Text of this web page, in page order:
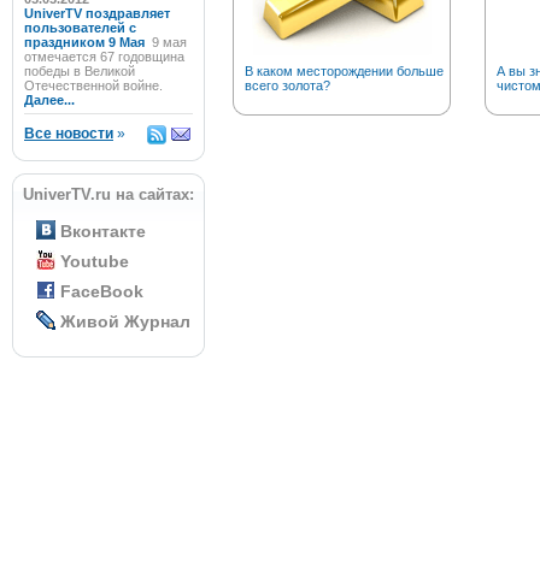
UniverTV поздравляет
пользователей с
праздником 9 Мая 9 мая
отмечается 67 годовщина
победы в Великой
Отечественной войне.
Далее...
Все новости »
UniverTV.ru на сайтах:
Вконтакте
Youtube
FaceBook
Живой Журнал
В каком месторождении больше
всего золота?
А вы